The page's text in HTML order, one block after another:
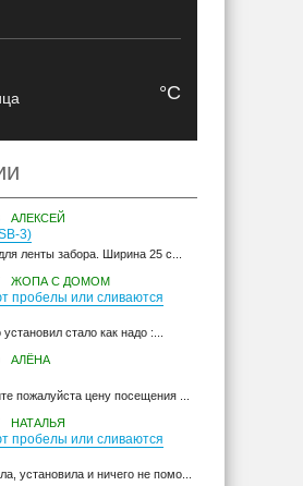
°C
АЛЕКСЕЙ
3)
ленты забора. Ширина 25 с...
ЖОПА С ДОМОМ
пробелы или сливаются
стало как надо :...
АЛЁНА
пожалуйста цену посещения ...
НАТАЛЬЯ
пробелы или сливаются
установила и ничего не помо...